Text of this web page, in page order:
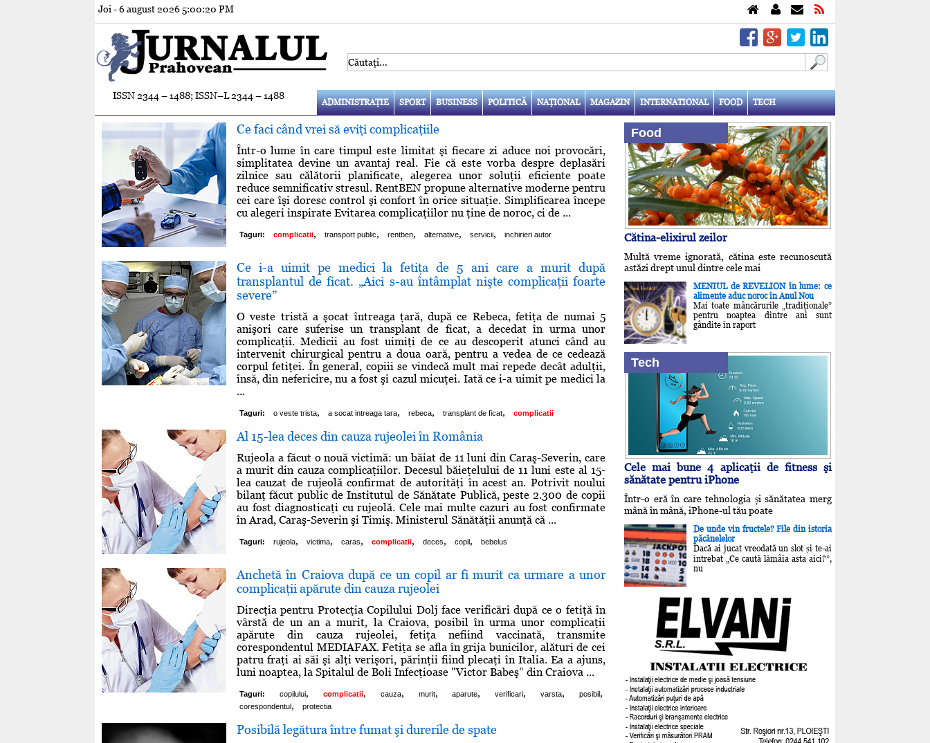
Joi - 6 august 2026 5:00:21 PM
ISSN 2344 – 1488; ISSN–L 2344 – 1488
ADMINISTRAŢIE SPORT BUSINESS POLITICĂ NAŢIONAL MAGAZIN INTERNATIONAL FOOD TECH
Ce faci când vrei să eviţi complicaţiile
Într-o lume în care timpul este limitat şi fiecare zi aduce noi provocări,
simplitatea devine un avantaj real. Fie că este vorba despre deplasări
zilnice sau călătorii planificate, alegerea unor soluţii eficiente poate
reduce semnificativ stresul. RentBEN propune alternative moderne pentru
cei care îşi doresc control şi confort în orice situaţie. Simplificarea începe
cu alegeri inspirate Evitarea complicaţiilor nu ţine de noroc, ci de ...
Taguri: complicatii, transport public, rentben, alternative, servicii, inchirieri autor
Ce i-a uimit pe medici la fetiţa de 5 ani care a murit după
transplantul de ficat. „Aici s-au întâmplat nişte complicaţii foarte
severe”
O veste tristă a şocat întreaga ţară, după ce Rebeca, fetiţa de numai 5
anişori care suferise un transplant de ficat, a decedat în urma unor
complicaţii. Medicii au fost uimiţi de ce au descoperit atunci când au
intervenit chirurgical pentru a doua oară, pentru a vedea de ce cedează
corpul fetiţei. În general, copiii se vindecă mult mai repede decât adulţii,
însă, din nefericire, nu a fost şi cazul micuţei. Iată ce i-a uimit pe medici la
...
Taguri: o veste trista, a socat intreaga tara, rebeca, transplant de ficat, complicatii
Al 15-lea deces din cauza rujeolei în România
Rujeola a făcut o nouă victimă: un băiat de 11 luni din Caraş-Severin, care
a murit din cauza complicaţiilor. Decesul băieţelului de 11 luni este al 15-
lea cauzat de rujeolă confirmat de autorităţi în acest an. Potrivit noului
bilanţ făcut public de Institutul de Sănătate Publică, peste 2.300 de copii
au fost diagnosticaţi cu rujeolă. Cele mai multe cazuri au fost confirmate
în Arad, Caraş-Severin şi Timiş. Ministerul Sănătăţii anunţă că ...
Taguri: rujeola, victima, caras, complicatii, deces, copil, bebelus
Anchetă în Craiova după ce un copil ar fi murit ca urmare a unor
complicaţii apărute din cauza rujeolei
Direcţia pentru Protecţia Copilului Dolj face verificări după ce o fetiţă în
vârstă de un an a murit, la Craiova, posibil în urma unor complicaţii
apărute din cauza rujeolei, fetiţa nefiind vaccinată, transmite
corespondentul MEDIAFAX. Fetiţa se afla în grija bunicilor, alături de cei
patru fraţi ai săi şi alţi verişori, părinţii fiind plecaţi în Italia. Ea a ajuns,
luni noaptea, la Spitalul de Boli Infecţioase "Victor Babeş” din Craiova ...
Taguri: copilului, complicatii, cauza, murit, aparute, verificari, varsta, posibil,
corespondentul, protectia
Posibilă legătura între fumat şi durerile de spate
Food
Cătina-elixirul zeilor
Multă vreme ignorată, cătina este recunoscută
astăzi drept unul dintre cele mai
MENIUL de REVELION în lume: ce
alimente aduc noroc în Anul Nou
Mai toate mâncărurile „tradiţionale”
pentru noaptea dintre ani sunt
gândite în raport
Tech
Cele mai bune 4 aplicaţii de fitness şi
sănătate pentru iPhone
Într-o eră în care tehnologia și sănătatea merg
mână în mână, iPhone-ul tău poate
De unde vin fructele? File din istoria
păcănelelor
Dacă ai jucat vreodată un slot și te-ai
întrebat „Ce caută lămâia asta aici?”,
nu